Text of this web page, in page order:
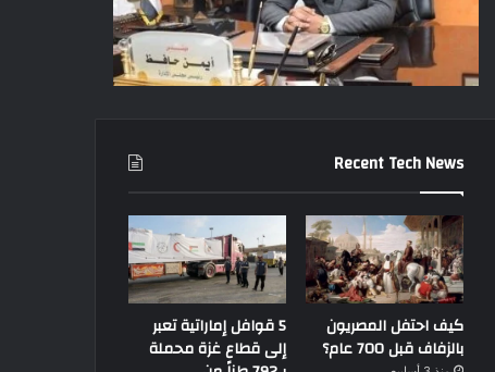
Recent Tech News
كيف احتفل المصريون
بالزفاف قبل 700 عام؟
5 قوافل إماراتية تعبر
إلى قطاع غزة محملة